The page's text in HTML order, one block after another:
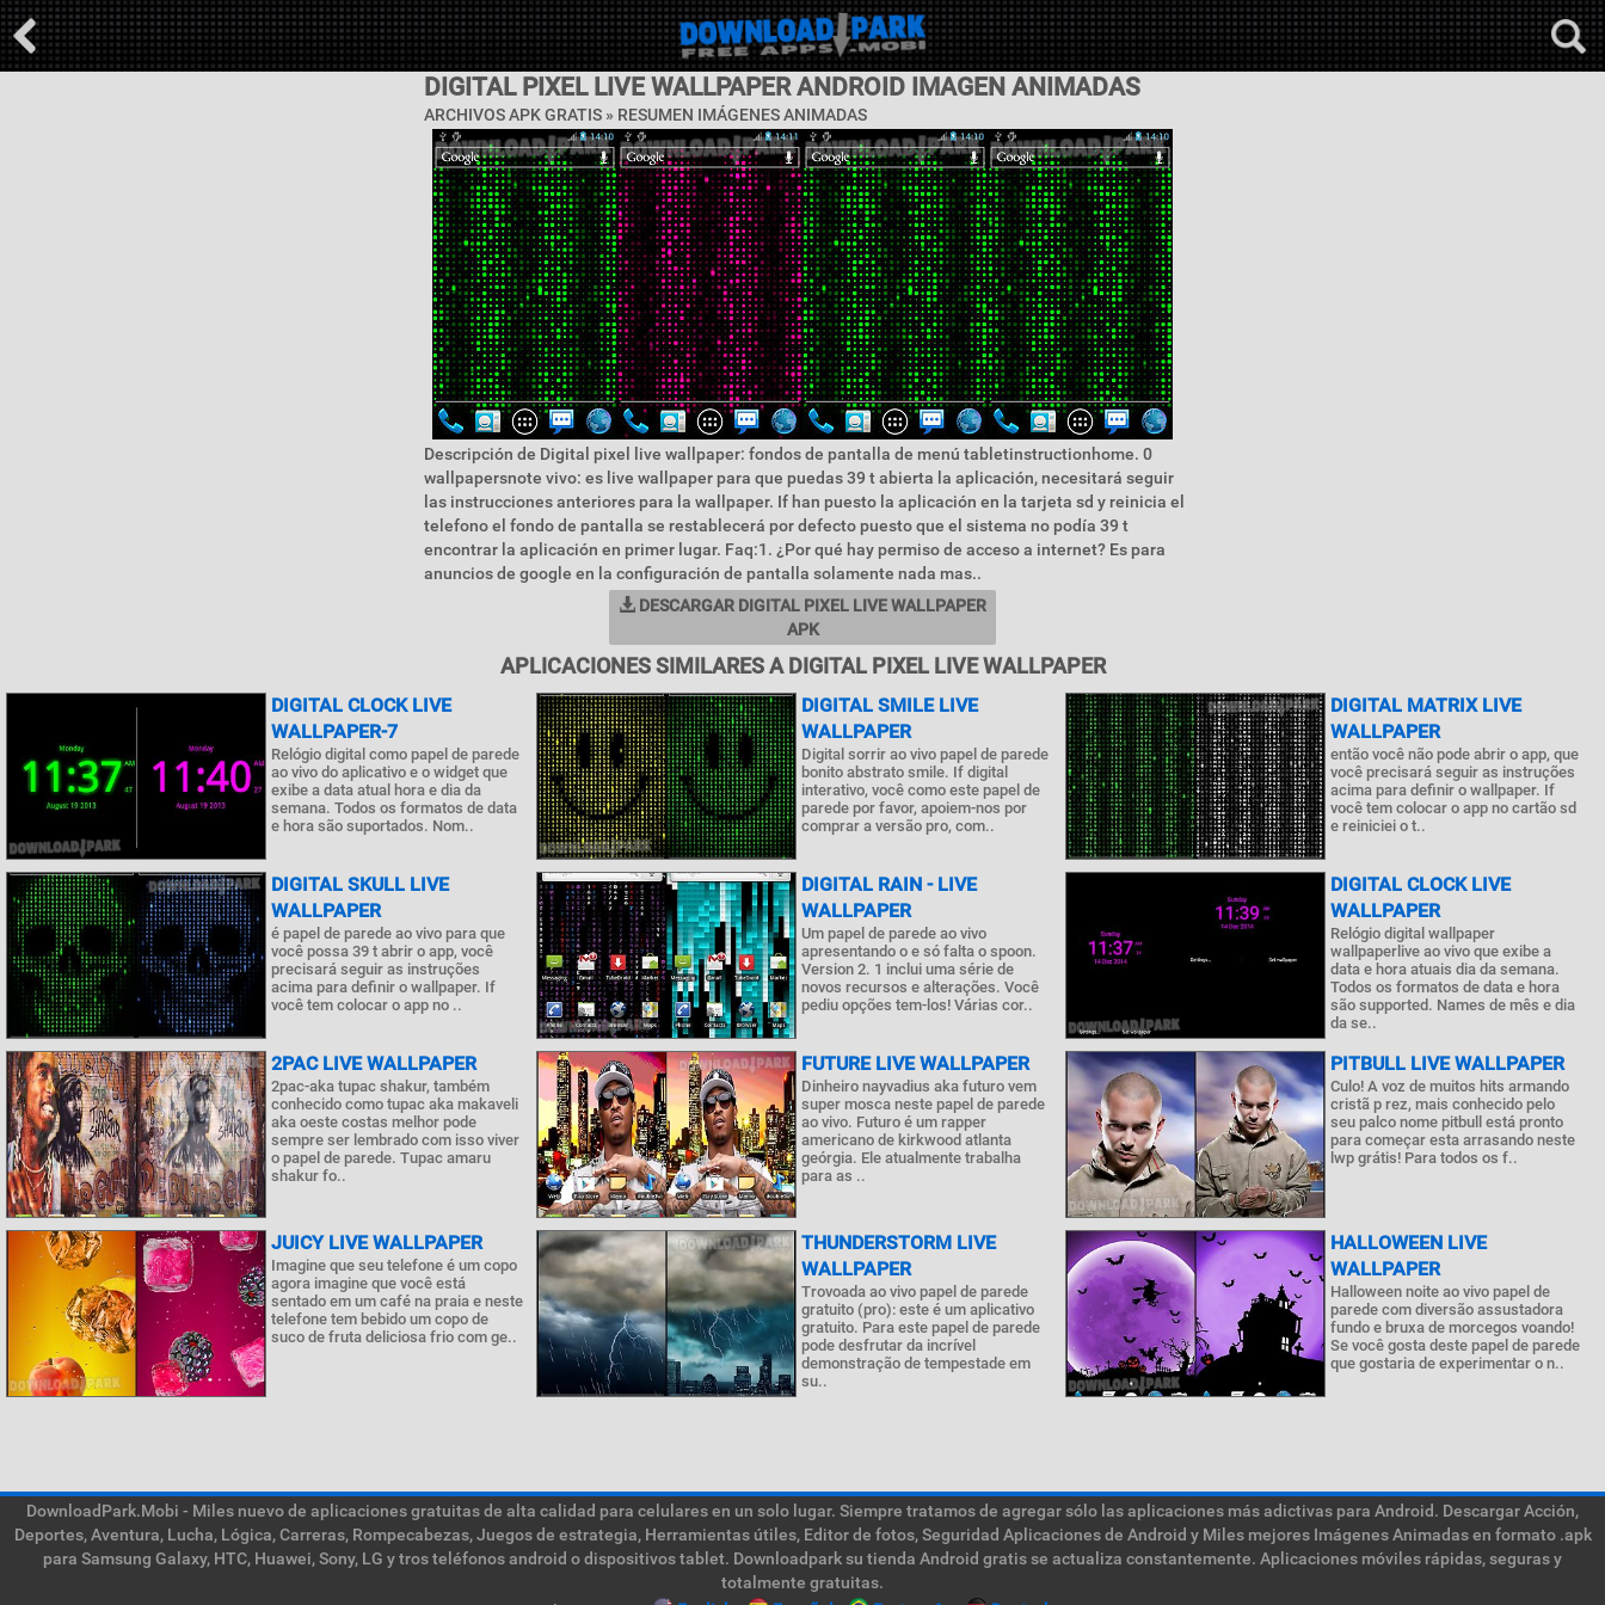
DIGITAL PIXEL LIVE WALLPAPER ANDROID IMAGEN ANIMADAS
ARCHIVOS APK GRATIS » RESUMEN IMÁGENES ANIMADAS
Descripción de Digital pixel live wallpaper: fondos de pantalla de menú tabletinstructionhome. 0
wallpapersnote vivo: es live wallpaper para que puedas 39 t abierta la aplicación, necesitará seguir
las instrucciones anteriores para la wallpaper. If han puesto la aplicación en la tarjeta sd y reinicia el
telefono el fondo de pantalla se restablecerá por defecto puesto que el sistema no podía 39 t
encontrar la aplicación en primer lugar. Faq:1. ¿Por qué hay permiso de acceso a internet? Es para
anuncios de google en la configuración de pantalla solamente nada mas..
DESCARGAR DIGITAL PIXEL LIVE WALLPAPER
APK
APLICACIONES SIMILARES A DIGITAL PIXEL LIVE WALLPAPER
DIGITAL CLOCK LIVE
WALLPAPER-7
Relógio digital como papel de parede
ao vivo do aplicativo e o widget que
exibe a data atual hora e dia da
semana. Todos os formatos de data
e hora são suportados. Nom..
DIGITAL SMILE LIVE
WALLPAPER
Digital sorrir ao vivo papel de parede
bonito abstrato smile. If digital
interativo, você como este papel de
parede por favor, apoiem-nos por
comprar a versão pro, com..
DIGITAL MATRIX LIVE
WALLPAPER
então você não pode abrir o app, que
você precisará seguir as instruções
acima para definir o wallpaper. If
você tem colocar o app no cartão sd
e reiniciei o t..
DIGITAL SKULL LIVE
WALLPAPER
é papel de parede ao vivo para que
você possa 39 t abrir o app, você
precisará seguir as instruções
acima para definir o wallpaper. If
você tem colocar o app no ..
DIGITAL RAIN - LIVE
WALLPAPER
Um papel de parede ao vivo
apresentando o e só falta o spoon.
Version 2. 1 inclui uma série de
novos recursos e alterações. Você
pediu opções tem-los! Várias cor..
DIGITAL CLOCK LIVE
WALLPAPER
Relógio digital wallpaper
wallpaperlive ao vivo que exibe a
data e hora atuais dia da semana.
Todos os formatos de data e hora
são supported. Names de mês e dia
da se..
2PAC LIVE WALLPAPER
2pac-aka tupac shakur, também
conhecido como tupac aka makaveli
aka oeste costas melhor pode
sempre ser lembrado com isso viver
o papel de parede. Tupac amaru
shakur fo..
FUTURE LIVE WALLPAPER
Dinheiro nayvadius aka futuro vem
super mosca neste papel de parede
ao vivo. Futuro é um rapper
americano de kirkwood atlanta
geórgia. Ele atualmente trabalha
para as ..
PITBULL LIVE WALLPAPER
Culo! A voz de muitos hits armando
cristã p rez, mais conhecido pelo
seu palco nome pitbull está pronto
para começar esta arrasando neste
lwp grátis! Para todos os f..
JUICY LIVE WALLPAPER
Imagine que seu telefone é um copo
agora imagine que você está
sentado em um café na praia e neste
telefone tem bebido um copo de
suco de fruta deliciosa frio com ge..
THUNDERSTORM LIVE
WALLPAPER
Trovoada ao vivo papel de parede
gratuito (pro): este é um aplicativo
gratuito. Para este papel de parede
pode desfrutar da incrível
demonstração de tempestade em
su..
HALLOWEEN LIVE
WALLPAPER
Halloween noite ao vivo papel de
parede com diversão assustadora
fundo e bruxa de morcegos voando!
Se você gosta deste papel de parede
que gostaria de experimentar o n..
DownloadPark.Mobi - Miles nuevo de aplicaciones gratuitas de alta calidad para celulares en un solo lugar. Siempre tratamos de agregar sólo las aplicaciones más adictivas para Android. Descargar Acción,
Deportes, Aventura, Lucha, Lógica, Carreras, Rompecabezas, Juegos de estrategia, Herramientas útiles, Editor de fotos, Seguridad Aplicaciones de Android y Miles mejores Imágenes Animadas en formato .apk
para Samsung Galaxy, HTC, Huawei, Sony, LG y tros teléfonos android o dispositivos tablet. Downloadpark su tienda Android gratis se actualiza constantemente. Aplicaciones móviles rápidas, seguras y
totalmente gratuitas.